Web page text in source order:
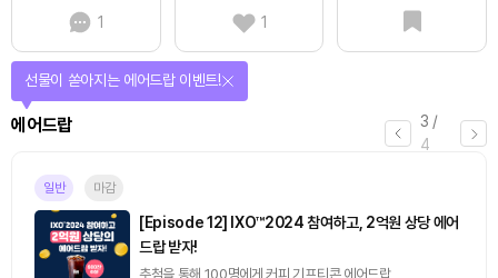
1
1
3 /
4
에어드랍
선물이 쏟아지는 에어드랍 이벤트!
일반 마감
[Episode 12] IXO™2024 참여하고, 2억원 상당 에어
드랍 받자!
추첨을 통해 100명에게 커피 기프티콘 에어드랍